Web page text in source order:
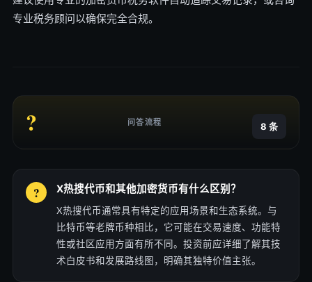
专业税务顾问以确保完全合规。
? 问答流程 8 条
X热搜代币和其他加密货币有什么区别？
X热搜代币通常具有特定的应用场景和生态系统。与
比特币等老牌币种相比，它可能在交易速度、功能特
性或社区应用方面有所不同。投资前应详细了解其技
术白皮书和发展路线图，明确其独特价值主张。